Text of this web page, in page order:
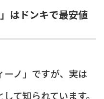
はドンキで最安値
ノ」ですが、実は
て知られています。